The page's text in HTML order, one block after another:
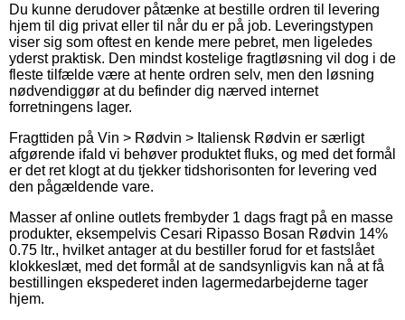
Du kunne derudover påtænke at bestille ordren til levering
hjem til dig privat eller til når du er på job. Leveringstypen
viser sig som oftest en kende mere pebret, men ligeledes
yderst praktisk. Den mindst kostelige fragtløsning vil dog i de
fleste tilfælde være at hente ordren selv, men den løsning
nødvendiggør at du befinder dig nærved internet
forretningens lager.
Fragttiden på Vin > Rødvin > Italiensk Rødvin er særligt
afgørende ifald vi behøver produktet fluks, og med det formål
er det ret klogt at du tjekker tidshorisonten for levering ved
den pågældende vare.
Masser af online outlets frembyder 1 dags fragt på en masse
produkter, eksempelvis Cesari Ripasso Bosan Rødvin 14%
0.75 ltr., hvilket antager at du bestiller forud for et fastslået
klokkeslæt, med det formål at de sandsynligvis kan nå at få
bestillingen ekspederet inden lagermedarbejderne tager
hjem.